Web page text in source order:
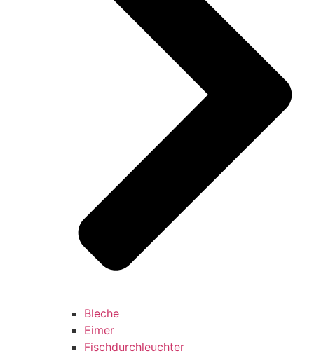
Bleche
Eimer
Fischdurchleuchter